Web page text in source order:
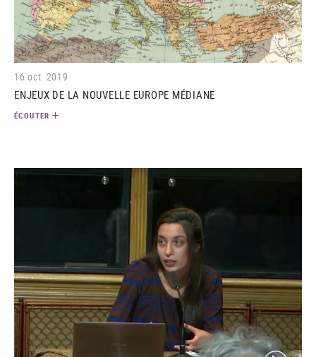
(audio)
16 oct. 2019
ENJEUX DE LA NOUVELLE EUROPE MÉDIANE
ÉCOUTER